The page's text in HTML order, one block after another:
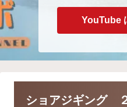
YouTube
ショアジギング